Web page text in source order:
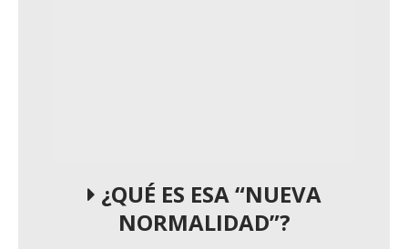
¿QUÉ ES ESA “NUEVA
NORMALIDAD”?